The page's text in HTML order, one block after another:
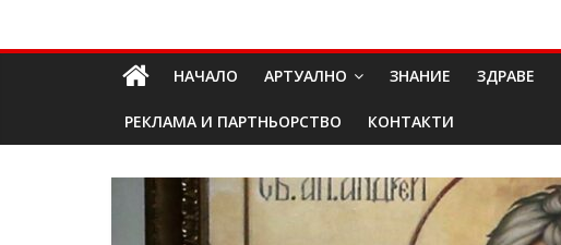
Долап
БГ
изкуство|
пътешествия|
НАЧАЛО АРТУАЛНО ЗНАНИЕ ЗДРАВЕ
РЕКЛАМА И ПАРТНЬОРСТВО КОНТАКТИ